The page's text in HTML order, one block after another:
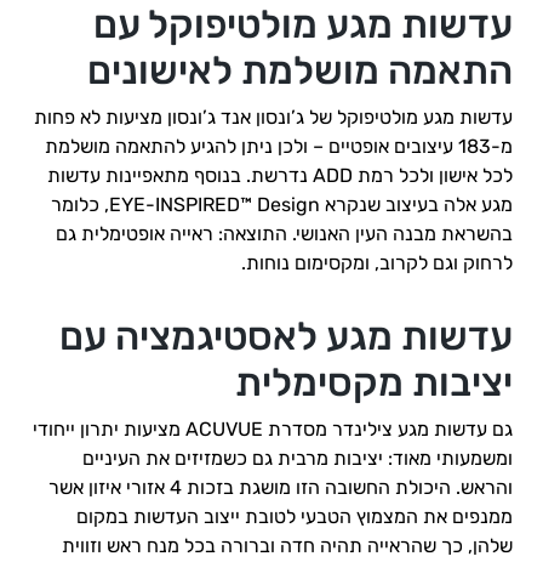
עדשות מגע מולטיפוקל עם
התאמה מושלמת לאישונים
עדשות מגע מולטיפוקל של ג’ונסון אנד ג’ונסון מציעות לא פחות
מ-183 עיצובים אופטיים – ולכן ניתן להגיע להתאמה מושלמת
לכל אישון ולכל רמת ADD נדרשת. בנוסף מתאפיינות עדשות
מגע אלה בעיצוב שנקרא EYE-INSPIRED™ Design, כלומר
בהשראת מבנה העין האנושי. התוצאה: ראייה אופטימלית גם
לרחוק וגם לקרוב, ומקסימום נוחות.
עדשות מגע לאסטיגמציה עם
יציבות מקסימלית
גם עדשות מגע צילינדר מסדרת ACUVUE מציעות יתרון ייחודי
ומשמעותי מאוד: יציבות מרבית גם כשמזיזים את העיניים
והראש. היכולת החשובה הזו מושגת בזכות 4 אזורי איזון אשר
ממנפים את המצמוץ הטבעי לטובת ייצוב העדשות במקום
שלהן, כך שהראייה תהיה חדה וברורה בכל מנח ראש וזווית